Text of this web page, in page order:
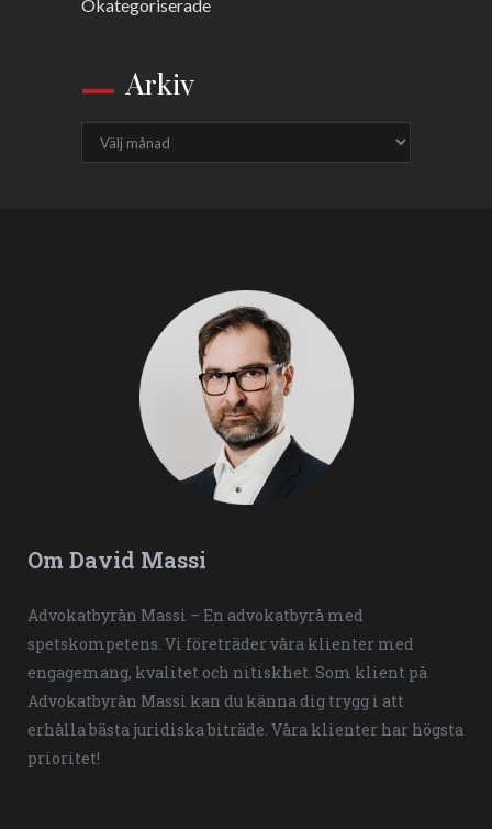
Okategoriserade
Arkiv
Om David Massi
Advokatbyrån Massi – En advokatbyrå med
spetskompetens. Vi företräder våra klienter med
engagemang, kvalitet och nitiskhet. Som klient på
Advokatbyrån Massi kan du känna dig trygg i att
erhålla bästa juridiska biträde. Våra klienter har högsta
prioritet!